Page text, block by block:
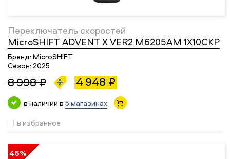
Переключатель скоростей
MicroSHIFT ADVENT X VER2 M6205AM 1X10СКР
Бренд: MicroSHIFT
Сезон: 2025
8 998 ₽ 4 948 ₽
в наличии в 5 магазинах
в избранное
45%